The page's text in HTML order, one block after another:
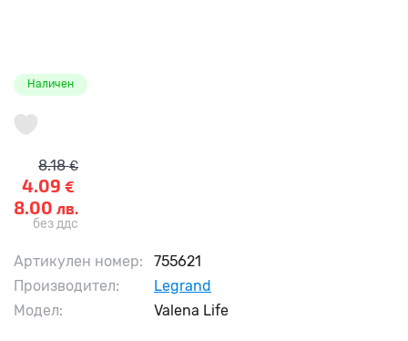
Наличен
8.18€
4.09 €
8.00 лв.
без ддс
Артикулен номер:
755621
Производител:
Legrand
Модел:
Valena Life